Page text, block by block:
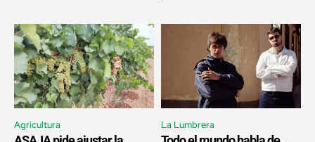
Agricultura La Lumbrera